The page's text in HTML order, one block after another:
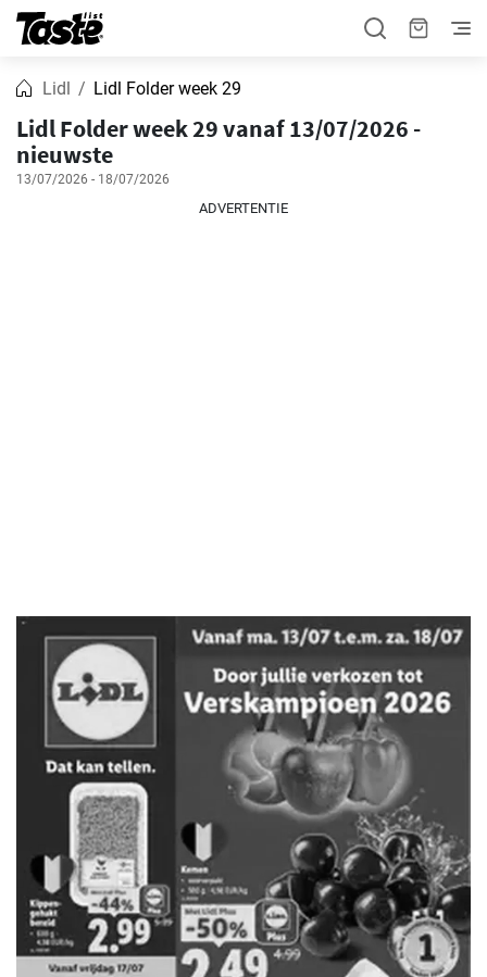
Lidl Lidl Folder week 29
Lidl Folder week 29 vanaf 13/07/2026 -
nieuwste
13/07/2026 - 18/07/2026
ADVERTENTIE
ADVERTENTIE